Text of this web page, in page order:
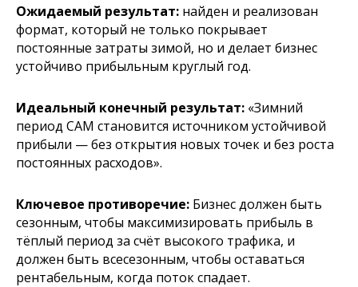
Ожидаемый результат: найден и реализован
формат, который не только покрывает
постоянные затраты зимой, но и делает бизнес
устойчиво прибыльным круглый год.
Идеальный конечный результат: «Зимний
период САМ становится источником устойчивой
прибыли — без открытия новых точек и без роста
постоянных расходов».
Ключевое противоречие: Бизнес должен быть
сезонным, чтобы максимизировать прибыль в
тёплый период за счёт высокого трафика, и
должен быть всесезонным, чтобы оставаться
рентабельным, когда поток спадает.